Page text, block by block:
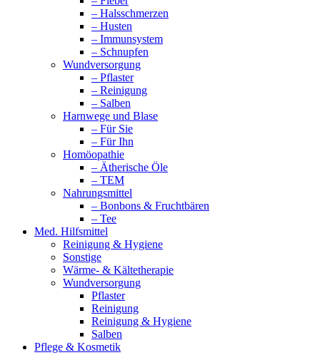
– Halsschmerzen
– Husten
– Immunsystem
– Schnupfen
Wundversorgung
– Pflaster
– Reinigung
– Salben
Harnwege und Blase
– Für Sie
– Für Ihn
Homöopathie
– Ätherische Öle
– TEM
Nahrungsmittel
– Bonbons & Fruchtbären
– Tee
Med. Hilfsmittel
Reinigung & Hygiene
Sonstige
Wärme- & Kältetherapie
Wundversorgung
Pflaster
Reinigung
Reinigung & Hygiene
Salben
Pflege & Kosmetik